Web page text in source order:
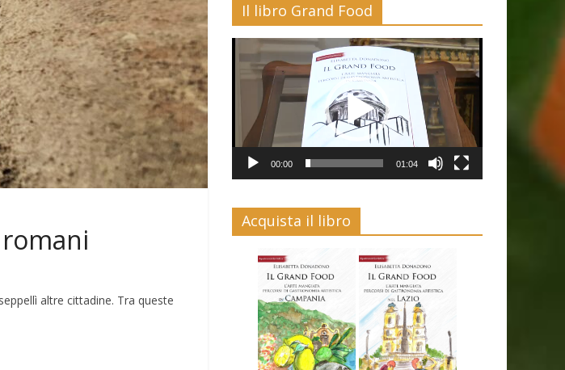
altre cittadine. Tra queste
Il libro Grand Food
Player
00:00 01:04
Acquista il libro